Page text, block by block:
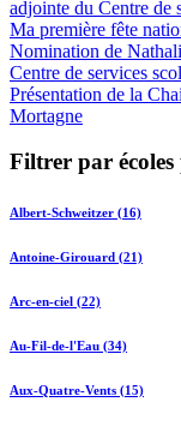
adjointe du Centre de
Ma première fête
Nomination de
Centre de services
Présentation de la
Mortagne
Filtrer par
Albert-Schweitzer (16)
Antoine-Girouard (21)
Arc-en-ciel (22)
Au-Fil-de-l'Eau (34)
Aux-Quatre-Vents (15)